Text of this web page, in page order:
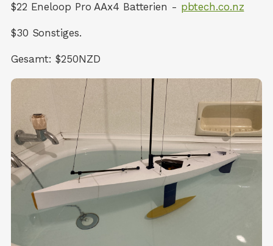
$22 Eneloop Pro AAx4 Batterien - pbtech.co.nz
$30 Sonstiges.
Gesamt: $250NZD